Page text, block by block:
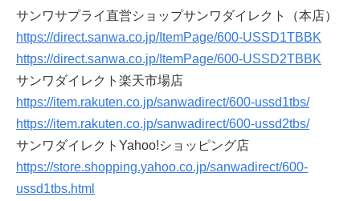
サンワサプライ直営ショップサンワダイレクト（本店）
https://direct.sanwa.co.jp/ItemPage/600-USSD1TBBK
https://direct.sanwa.co.jp/ItemPage/600-USSD2TBBK
サンワダイレクト楽天市場店
https://item.rakuten.co.jp/sanwadirect/600-ussd1tbs/
https://item.rakuten.co.jp/sanwadirect/600-ussd2tbs/
サンワダイレクトYahoo!ショッピング店
https://store.shopping.yahoo.co.jp/sanwadirect/600-
ussd1tbs.html